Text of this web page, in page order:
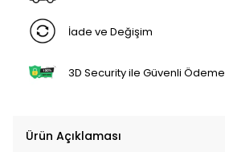
İade ve Değişim
3D Security ile Güvenli Ödeme
Ürün Açıklaması